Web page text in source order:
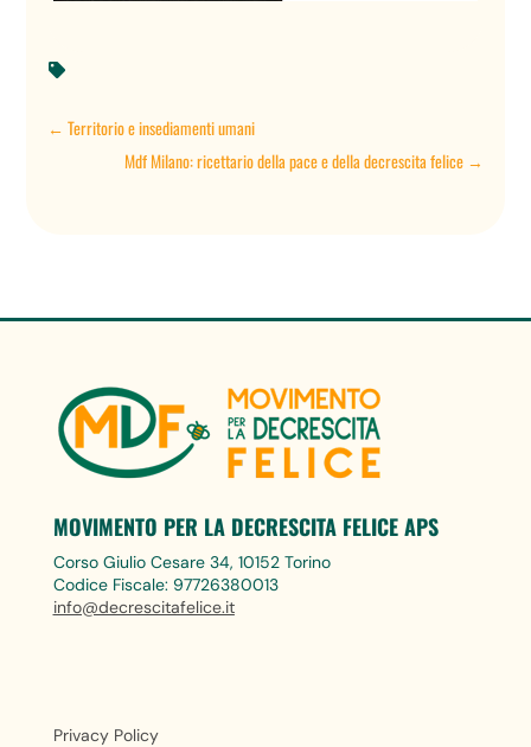

←Territorio e insediamenti umani
Mdf Milano: ricettario della pace e della decrescita felice→
MOVIMENTO PER LA DECRESCITA FELICE APS
Corso Giulio Cesare 34, 10152 Torino
Codice Fiscale: 97726380013
info@decrescitafelice.it
Privacy Policy